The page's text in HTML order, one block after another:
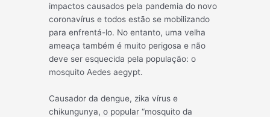
impactos causados pela pandemia do novo
coronavírus e todos estão se mobilizando
para enfrentá-lo. No entanto, uma velha
ameaça também é muito perigosa e não
deve ser esquecida pela população: o
mosquito Aedes aegypt.
Causador da dengue, zika vírus e
chikungunya, o popular “mosquito da